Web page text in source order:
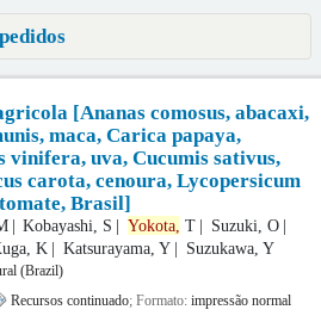
[Ananas comosus, abacaxi,
maca, Carica papaya,
vinifera, uva, Cucumis sativus,
carota, cenoura, Lycopersicum
Brasil]
Kobayashi, S Yokota, T
Suzuki, O
K Katsurayama, Y Suzukawa, Y
(Brazil)
Recursos continuado; Formato: impressão normal